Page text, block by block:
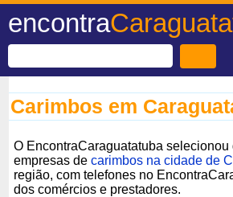
encontra
Carimbos em
O EncontraCaraguatatuba selecionou
empresas decarimbos na cidade de
região, com telefones no
dos comércios e prestadores.